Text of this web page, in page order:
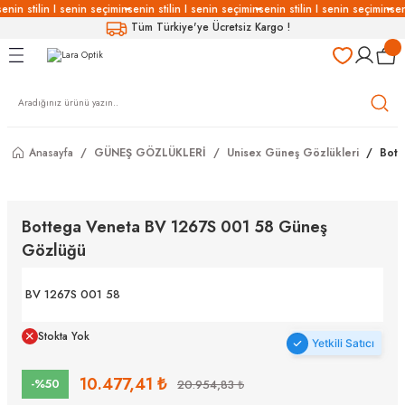
stilin I senin seçiminsenin stilin I senin seçiminsenin stilin I senin seçimin
Tüm Türkiye'ye Ücretsiz Kargo !
Geri Dön
Geri Dön
Geri Dön
Geri Dön
Anasayfa GÜNEŞ GÖZLÜKLERİ Unisex Güneş Gözlükleri
Bottega Veneta BV 1267S 001 58 Güneş
Gözlüğü
BV 1267S 001 58
Stokta Yok Yetkili Satıcı
-%50 10.477,41 ₺ 20.954,83 ₺